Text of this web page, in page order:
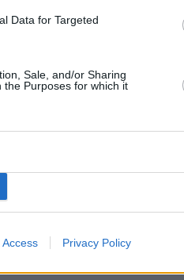
Data for Targeted
Sale, and/or Sharing
Purposes for which it
Access Privacy Policy
και τη world
τον Lefto Early Bird
με funk grooves και
κάνει μια
επιλογές
και bass του